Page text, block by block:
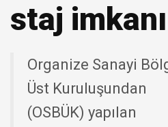
staj imkanı
Organize Sanayi
Üst Kuruluşundan
(OSBÜK) yapılan